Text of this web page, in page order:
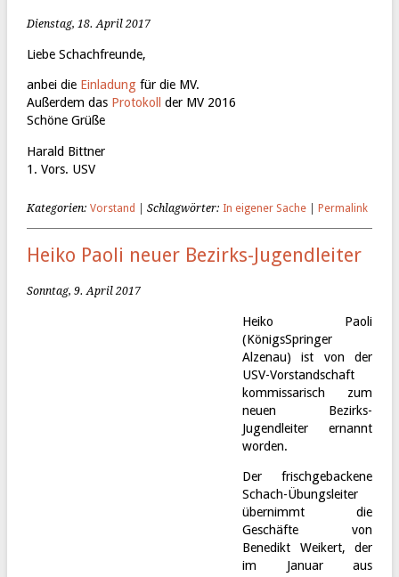
Dienstag, 18. April 2017
Liebe Schachfreunde,
anbei die Einladungfür die MV.
Außerdem das Protokoll
der MV 2016
Schöne Grüße
Harald Bittner
1. Vors. USV
Kategorien: Vorstand | Schlagwörter: In eigener Sache| Permalink
Heiko Paoli neuer Bezirks-Jugendleiter
Sonntag, 9. April 2017
Heiko Paoli
(KönigsSpringer
Alzenau) ist von der
USV-Vorstandschaft
kommissarisch zum
neuen Bezirks-
Jugendleiter ernannt
worden.
Der frischgebackene
Schach-Übungsleiter
übernimmt die
Geschäfte von
Benedikt Weikert, der
im Januar aus